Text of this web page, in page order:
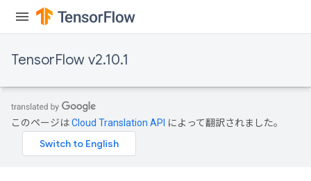
TensorFlow v2.10.1
このページはCloud Translation API によって翻訳されました。